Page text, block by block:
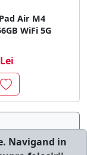
Air M4
WiFi 5G
Navigand in